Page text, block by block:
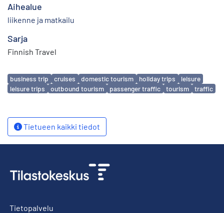
Aihealue
liikenne ja matkailu
Sarja
Finnish Travel
Avainsanat
business trip cruises domestic tourism holiday trips
leisure
leisure trips
outbound tourism passenger traffic tourism traffic
Tietueen kaikki tiedot
Tietopalvelu